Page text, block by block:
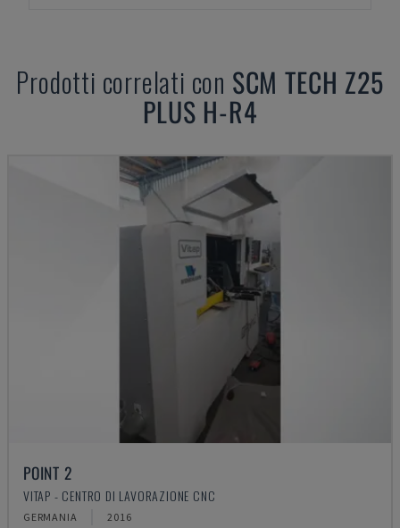
Prodotti correlati con SCM TECH Z25
PLUS H-R4
POINT 2
VITAP - CENTRO DI LAVORAZIONE CNC
GERMANIA 2016